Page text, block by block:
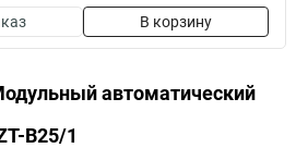
В корзину
автоматический
B25/1